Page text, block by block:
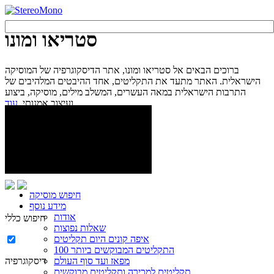
סטריאו ומונו
ברוכים הבאים אל סטריאו ומונו, אתר הדיסקוגרפיה של המוסיקה
הישראלית. האתר מתעד את התקליטים, אחד ההיבטים המלהיבים של
התרבות הישראלית במאה העשרים, המשלב מילים, מוסיקה, ביצוע
ועיצוב אמנותי.עוד...
חיפוש מוסיקה
מידע נוסף
אודות
שאלות נפוצות
איפה קונים היום תקליטים
100 התקליטים המבוקשים ביותר
מפאז ועד סוף העולם
תקליטים למכירה ותקליטים מבוקשים
חיפוש כללי
דיסקוגרפיה